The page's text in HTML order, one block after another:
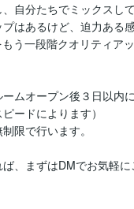
、自分たちでミックスし
はあるけど、迫力ある
う一段階クオリティア
ームオープン後３日以
ードによります）
限で行います。
、まずはDMでお気軽